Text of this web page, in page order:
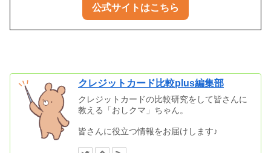
公式サイトはこちら
クレジットカード比較plus編集部
クレジットカードの比較研究をして皆さんに
教える「おしクマ」ちゃん。
皆さんに役立つ情報をお届けします♪